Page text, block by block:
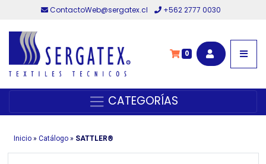
ContactoWeb@sergatex.cl +562 2777 0030
0
CATEGORÍAS
Inicio» Catálogo» SATTLER®